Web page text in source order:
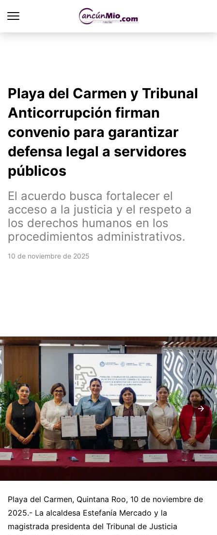
Playa del Carmen y Tribunal
Anticorrupción firman
convenio para garantizar
defensa legal a servidores
públicos
El acuerdo busca fortalecer el
acceso a la justicia y el respeto a
los derechos humanos en los
procedimientos administrativos.
10 de noviembre de 2025
Playa del Carmen, Quintana Roo, 10 de noviembre de
2025.- La alcaldesa Estefanía Mercado y la
magistrada presidenta del Tribunal de Justicia